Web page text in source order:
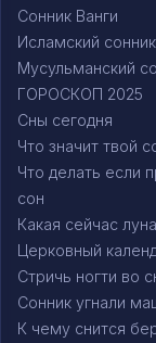
Сонник Ванги
Исламский сонник
Мусульманский
ГОРОСКОП 2025
Сны сегодня
Что значит твой
Что делать если
сон
Какая сейчас луна
Церковный
Стричь ногти во
Сонник угнали
К чему снится